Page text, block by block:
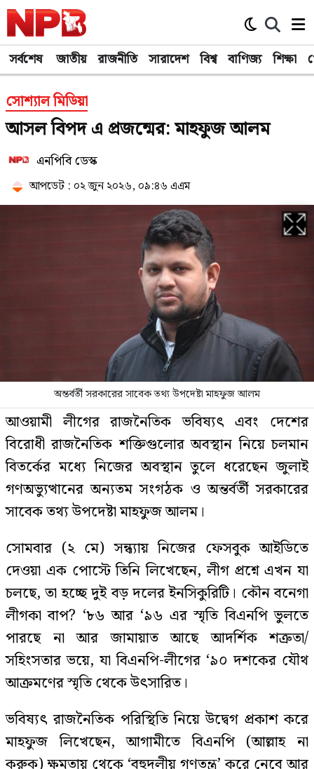
সর্বশেষ জাতীয় রাজনীতি সারাদেশ বিশ্ব বাণিজ্য শিক্ষা
সোশ্যাল মিডিয়া
আসল বিপদ এ প্রজন্মের: মাহফুজ আলম
এনপিবি ডেস্ক
আপডেট : ০২ জুন ২০২৬, ০৯:৪৬ এএম
অন্তর্বর্তী সরকারের সাবেক তথ্য উপদেষ্টা মাহফুজ আলম
আওয়ামী লীগের রাজনৈতিক ভবিষ্যৎ এবং দেশের
বিরোধী রাজনৈতিক শক্তিগুলোর অবস্থান নিয়ে চলমান
বিতর্কের মধ্যে নিজের অবস্থান তুলে ধরেছেন জুলাই
গণঅভ্যুত্থানের অন্যতম সংগঠক ও অন্তর্বর্তী সরকারের
সাবেক তথ্য উপদেষ্টা মাহফুজ আলম।
সোমবার (২ মে) সন্ধ্যায় নিজের ফেসবুক আইডিতে
দেওয়া এক পোস্টে তিনি লিখেছেন, লীগ প্রশ্নে এখন যা
চলছে, তা হচ্ছে দুই বড় দলের ইনসিকুরিটি। কৌন বনেগা
লীগকা বাপ? ‘৮৬ আর ‘৯৬ এর স্মৃতি বিএনপি ভুলতে
পারছে না আর জামায়াত আছে আদর্শিক শত্রুতা/
সহিংসতার ভয়ে, যা বিএনপি-লীগের ‘৯০ দশকের যৌথ
আক্রমণের স্মৃতি থেকে উৎসারিত।
ভবিষ্যৎ রাজনৈতিক পরিস্থিতি নিয়ে উদ্বেগ প্রকাশ করে
মাহফুজ লিখেছেন, আগামীতে বিএনপি (আল্লাহ না